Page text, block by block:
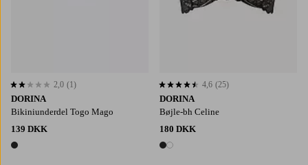
DORINA
Bikiniunderdel Togo Mago
139 DKK
1 farve
2,0 baseret på 1 bedømmelser
2,0 (1)
DORINA
Bøjle-bh Celine
180 DKK
2 farver
4,6 baseret på 25 bedømmelser
4,6 (25)